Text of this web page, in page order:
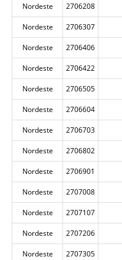
Nordeste 2706208
Nordeste 2706307
Nordeste 2706406
Nordeste 2706422
Nordeste 2706505
Nordeste 2706604
Nordeste 2706703
Nordeste 2706802
Nordeste 2706901
Nordeste 2707008
Nordeste 2707107
Nordeste 2707206
Nordeste 2707305